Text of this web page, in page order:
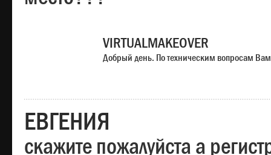
VIRTUALMAKEOVER
Добрый день. По техническим вопросам
ЕВГЕНИЯ
скажите пожалуйста а